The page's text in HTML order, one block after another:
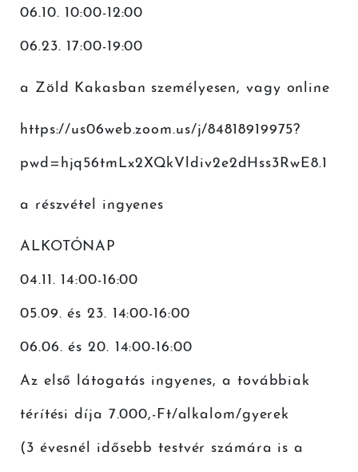
06.10. 10:00-12:00
06.23. 17:00-19:00
a Zöld Kakasban személyesen, vagy online
https://us06web.zoom.us/j/84818919975?
pwd= hjq56tmLx2XQkVldiv2e2dHss3RwE8.1
a részvétel ingyenes
ALKOTÓNAP
04.11. 14:00-16:00
05.09. és 23. 14:00-16:00
06.06. és 20. 14:00-16:00
Az első látogatás ingyenes, a továbbiak
térítési díja 7.000,-Ft/alkalom/gyerek
(3 évesnél idősebb testvér számára is a